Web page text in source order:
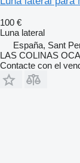
100 €
Luna lateral
España, Sant
LAS COLINAS
Contacte con el